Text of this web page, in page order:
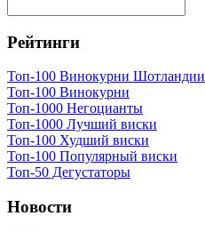
Рейтинги
Топ-100 Винокурни Шотландии
Топ-100 Винокурни
Топ-1000 Негоцианты
Топ-1000 Лучший виски
Топ-100 Худший виски
Топ-100 Популярный виски
Топ-50 Дегустаторы
Новости